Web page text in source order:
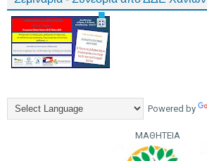
Powered by
ΜΑΘΗΤΕΙΑ